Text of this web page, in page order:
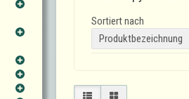
Sortiert nach